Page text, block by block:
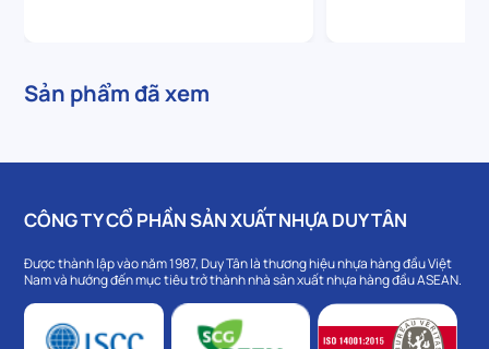
Sản phẩm đã xem
CÔNG TY CỔ PHẦN SẢN XUẤT NHỰA DUY TÂN
Được thành lập vào năm 1987, Duy Tân là thương hiệu nhựa hàng đầu Việt
Nam và hướng đến mục tiêu trở thành nhà sản xuất nhựa hàng đầu ASEAN.